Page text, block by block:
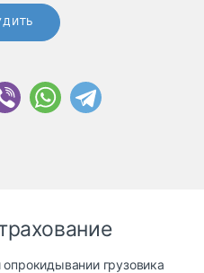
грузовика